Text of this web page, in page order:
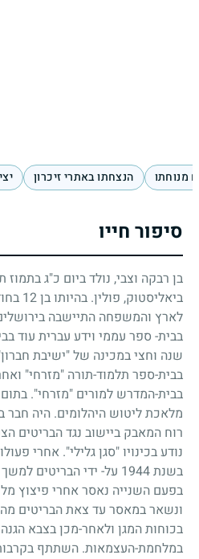
מנוחתו הנצחתו באתרי זיכרון
סיפור חייו
בן רבקה וצבי, נולד ביום כ"ג בתמוז
ביאליסטוק, פולין. בהיותו בן12
לארץ והמשפחה התיישבה
בבית- ספר עממי וידע עברית עוד
שנה וחצי במכינה של "ישיבת
בבית-ספר תלמוד-תורה "מזרחי"
בבית-המדרש למורים "מזרחי".
מלאכת ליטוש היהלומים. היה חבר
רוח המאבק ביישוב נגד הבריטים
נודע בכינויו "סגן גלילי". אחרי
בשנת1944 על- ידי הבריטים
בפעם השנייה נאסר אחרי פיצוץ
ונשאר במאסר עד צאת הבריטים
בכוחות המגן ולאחר-מכן בצבא
במלחמת-העצמאות. השתתף